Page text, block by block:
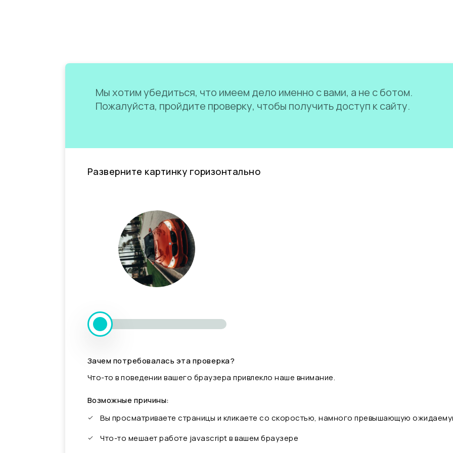
Мы хотим убедиться, что имеем дело именно с вами, а не с ботом.
Пожалуйста, пройдите проверку, чтобы получить доступ к сайту.
Разверните картинку горизонтально
Зачем потребовалась эта проверка?
Что-то в поведении вашего браузера привлекло наше внимание.
Возможные причины:
Вы просматриваете страницы и кликаете со скоростью, намного превышающую
Что-то мешает работе javascript в вашем браузере